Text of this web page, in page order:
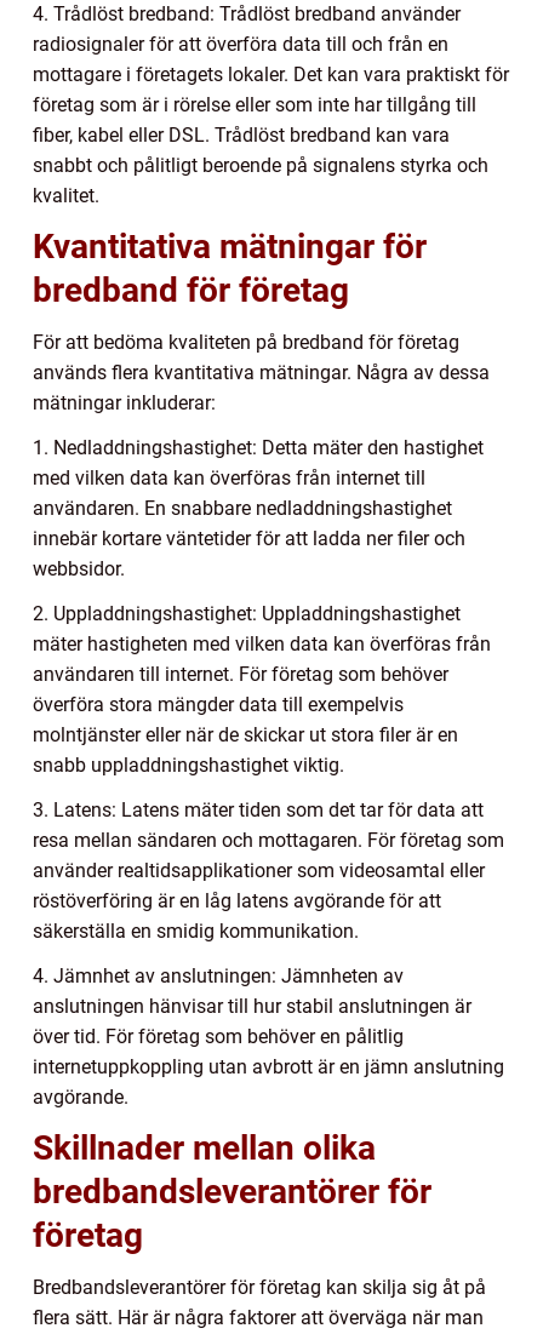
4. Trådlöst bredband: Trådlöst bredband använder
radiosignaler för att överföra data till och från en
mottagare i företagets lokaler. Det kan vara praktiskt för
företag som är i rörelse eller som inte har tillgång till
fiber, kabel eller DSL. Trådlöst bredband kan vara
snabbt och pålitligt beroende på signalens styrka och
kvalitet.
Kvantitativa mätningar för
bredband för företag
För att bedöma kvaliteten på bredband för företag
används flera kvantitativa mätningar. Några av dessa
mätningar inkluderar:
1. Nedladdningshastighet: Detta mäter den hastighet
med vilken data kan överföras från internet till
användaren. En snabbare nedladdningshastighet
innebär kortare väntetider för att ladda ner filer och
webbsidor.
2. Uppladdningshastighet: Uppladdningshastighet
mäter hastigheten med vilken data kan överföras från
användaren till internet. För företag som behöver
överföra stora mängder data till exempelvis
molntjänster eller när de skickar ut stora filer är en
snabb uppladdningshastighet viktig.
3. Latens: Latens mäter tiden som det tar för data att
resa mellan sändaren och mottagaren. För företag som
använder realtidsapplikationer som videosamtal eller
röstöverföring är en låg latens avgörande för att
säkerställa en smidig kommunikation.
4. Jämnhet av anslutningen: Jämnheten av
anslutningen hänvisar till hur stabil anslutningen är
över tid. För företag som behöver en pålitlig
internetuppkoppling utan avbrott är en jämn anslutning
avgörande.
Skillnader mellan olika
bredbandsleverantörer för
företag
Bredbandsleverantörer för företag kan skilja sig åt på
flera sätt. Här är några faktorer att överväga när man